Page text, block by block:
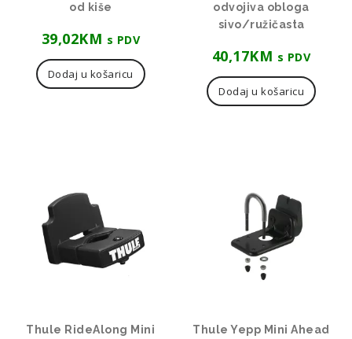
od kiše
39,02KM s PDV
Dodaj u košaricu
odvojiva obloga
sivo/ružičasta
40,17KM s PDV
Dodaj u košaricu
Thule RideAlong Mini
Thule Yepp Mini Ahead